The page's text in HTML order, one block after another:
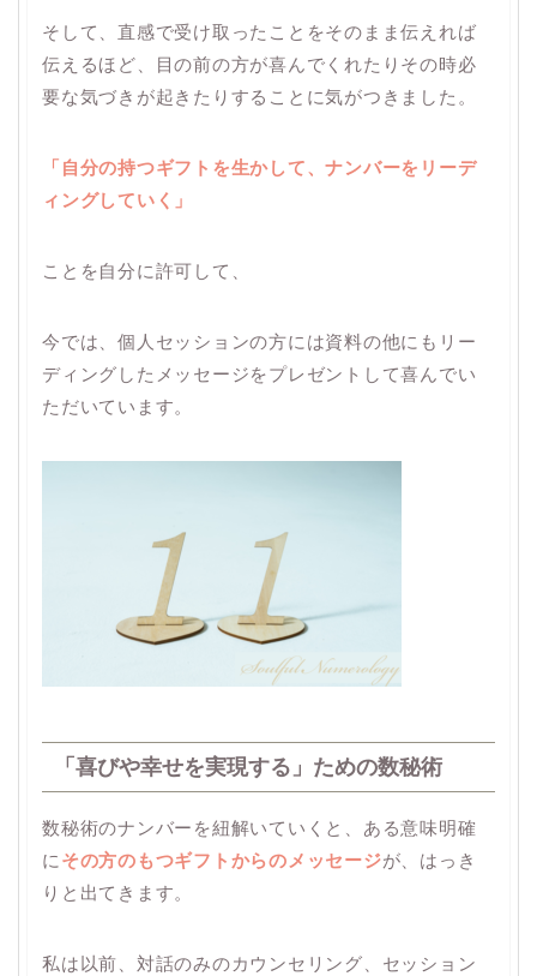
そして、直感で受け取ったことをそのまま伝えれば
伝えるほど、目の前の方が喜んでくれたりその時必
要な気づきが起きたりすることに気がつきました。
「自分の持つギフトを生かして、ナンバーをリーデ
ィングしていく」
ことを自分に許可して、
今では、個人セッションの方には資料の他にもリー
ディングしたメッセージをプレゼントして喜んでい
ただいています。
「喜びや幸せを実現する」ための数秘術
数秘術のナンバーを紐解いていくと、ある意味明確
にその方のもつギフトからのメッセージが、はっき
りと出てきます。
私は以前、対話のみのカウンセリング、セッション